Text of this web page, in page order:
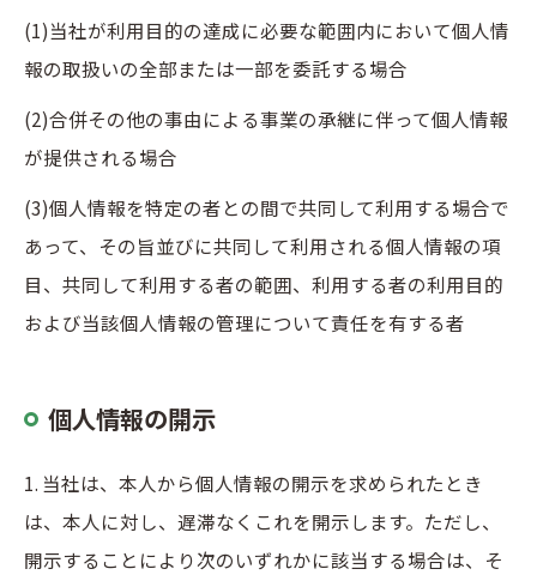
(1)当社が利用目的の達成に必要な範囲内において個人情
報の取扱いの全部または一部を委託する場合
(2)合併その他の事由による事業の承継に伴って個人情報
が提供される場合
(3)個人情報を特定の者との間で共同して利用する場合で
あって、その旨並びに共同して利用される個人情報の項
目、共同して利用する者の範囲、利用する者の利用目的
および当該個人情報の管理について責任を有する者
個人情報の開示
1. 当社は、本人から個人情報の開示を求められたとき
は、本人に対し、遅滞なくこれを開示します。ただし、
開示することにより次のいずれかに該当する場合は、そ